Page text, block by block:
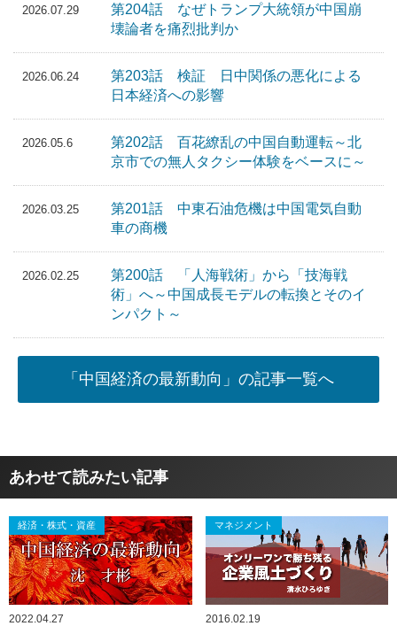
2026.07.29
第204話 なぜトランプ大統領が中国崩
壊論者を痛烈批判か
2026.06.24
第203話 検証 日中関係の悪化による
日本経済への影響
2026.05.6
第202話 百花繚乱の中国自動運転～北
京市での無人タクシー体験をベースに～
2026.03.25
第201話 中東石油危機は中国電気自動
車の商機
2026.02.25
第200話 「人海戦術」から「技海戦
術」へ～中国成長モデルの転換とそのイ
ンパクト～
「中国経済の最新動向」の記事一覧へ
あわせて読みたい記事
経済・株式・資産
2022.04.27
マネジメント
2016.02.19